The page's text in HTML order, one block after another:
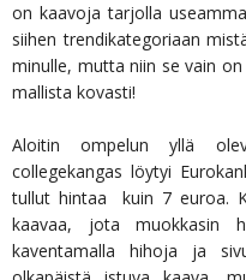
on kaavoja tarjolla
siihen trendikategoriaan
minulle, mutta niin se vain
mallista kovasti!
Aloitin ompelun yllä
collegekangas löytyi
tullut hintaa kuin 7 euroa.
kaavaa, jota muokkasin
kaventamalla hihoja ja